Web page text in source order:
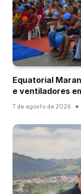
Equatorial
e ventiladores
7 de agosto de 2026